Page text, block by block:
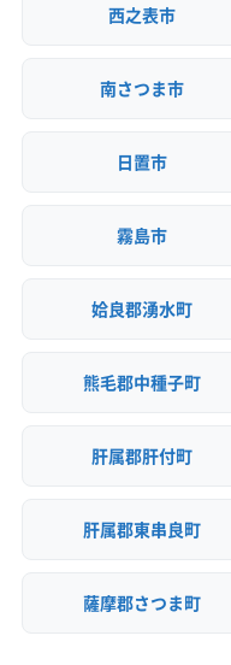
西之表市
南さつま市
日置市
霧島市
姶良郡湧水町
熊毛郡中種子町
肝属郡肝付町
肝属郡東串良町
薩摩郡さつま町